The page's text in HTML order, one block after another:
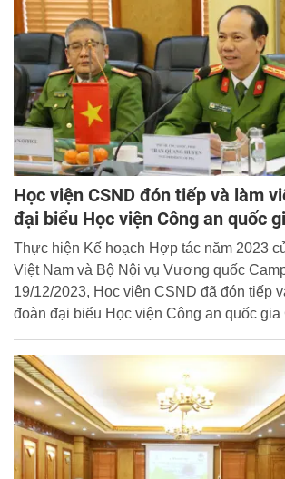
Học viện CSND đón tiếp và làm
đại biểu Học viện Công an quốc
Thực hiện Kế hoạch Hợp tác năm 2023
Việt Nam và Bộ Nội vụ Vương quốc
19/12/2023, Học viện CSND đã đón tiếp
đoàn đại biểu Học viện Công an quốc
đồng Giáo dục, đào tạo nhà trường làm
tá, PGS. TS Trần Quang Huyên, Phó
CSND chủ trì buổi tiếp và làm việc với